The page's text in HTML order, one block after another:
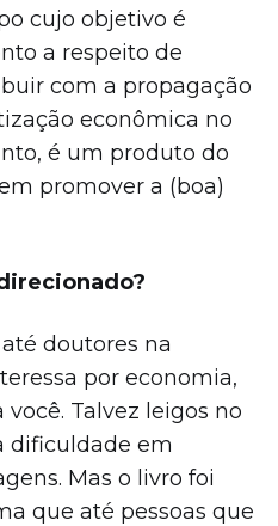
cujo objetivo é
a respeito de
com a propagação
econômica no
é um produto do
promover a (boa)
doutores na
por economia,
Talvez leigos no
dificuldade em
Mas o livro foi
que até pessoas que